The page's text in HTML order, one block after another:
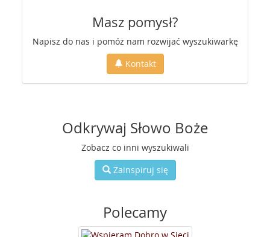
Masz pomysł?
Napisz do nas i pomóż nam rozwijać wyszukiwarkę
Kontakt
Odkrywaj Słowo Boże
Zobacz co inni wyszukiwali
Zainspiruj się
Polecamy